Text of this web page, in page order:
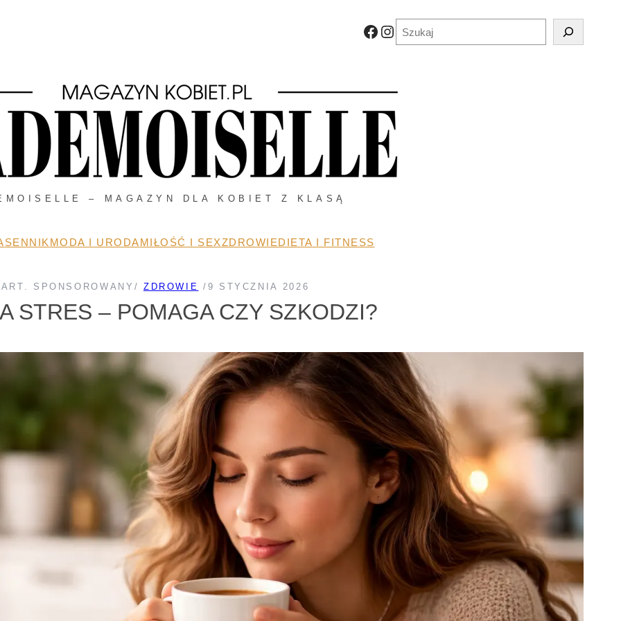
Facebook
Instagram
– MAGAZYN DLA KOBIET Z KLASĄ
SENNIK MODA I URODAMIŁOŚĆ I SEXZDROWIEDIETA I FITNESS
ART. SPONSOROWANY / ZDROWIE / 9 STYCZNIA 2026
STRES – POMAGA CZY SZKODZI?